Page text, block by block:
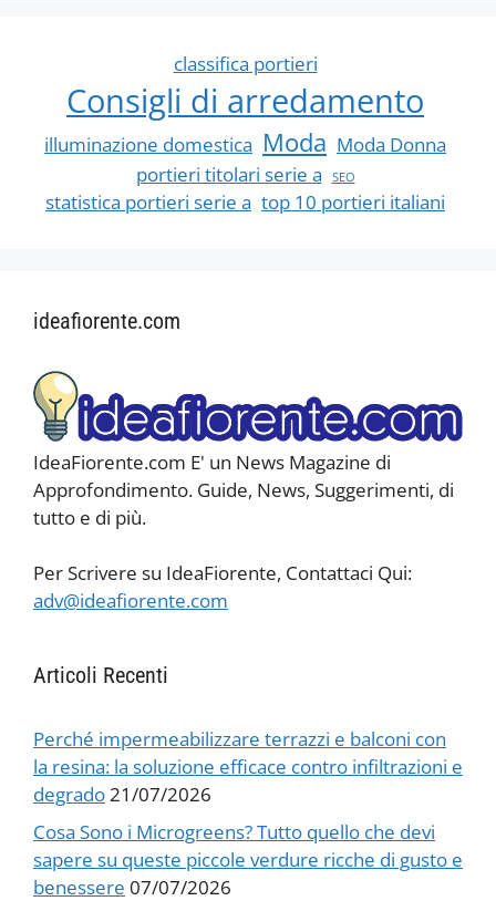
classifica portieri
Consigli di arredamento
illuminazione domestica Moda Moda Donna
portieri titolari serie a
SEO
statistica portieri serie a top 10 portieri italiani
ideafiorente.com
IdeaFiorente.com E' un News Magazine di
Approfondimento. Guide, News, Suggerimenti, di
tutto e di più.
Per Scrivere su IdeaFiorente, Contattaci Qui:
adv@ideafiorente.com
Articoli Recenti
Perché impermeabilizzare terrazzi e balconi con
la resina: la soluzione efficace contro infiltrazioni e
degrado21/07/2026
Cosa Sono i Microgreens? Tutto quello che devi
sapere su queste piccole verdure ricche di gusto e
benessere 07/07/2026